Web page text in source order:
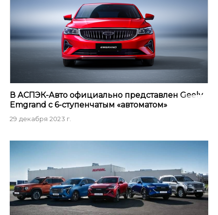
В АСПЭК-Авто официально представлен Geely
Emgrand с 6-ступенчатым «автоматом»
29 декабря 2023 г.